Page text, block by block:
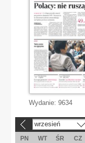
Wydanie: 9634
wrzesień
PN WT ŚR CZ